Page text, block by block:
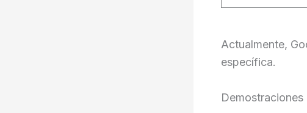
Actualmente,
específica.